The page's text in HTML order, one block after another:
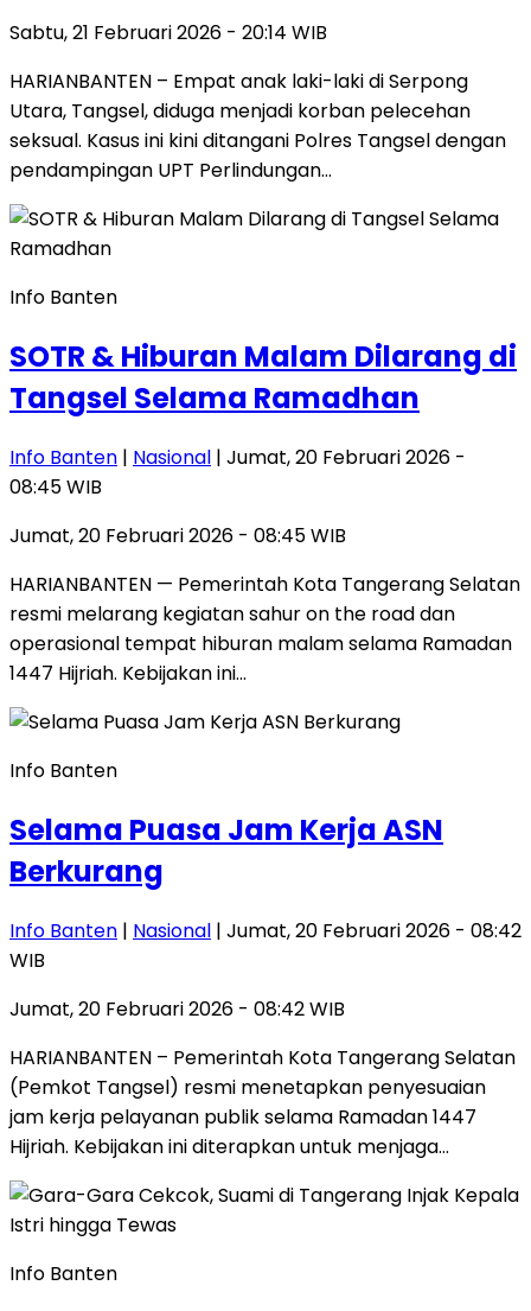
Sabtu, 21 Februari 2026 - 20:14 WIB
HARIANBANTEN – Empat anak laki-laki di Serpong
Utara, Tangsel, diduga menjadi korban pelecehan
seksual. Kasus ini kini ditangani Polres Tangsel dengan
pendampingan UPT Perlindungan…
Info Banten
SOTR & Hiburan Malam Dilarang di
Tangsel Selama Ramadhan
Info Banten | Nasional | Jumat, 20 Februari 2026 -
08:45 WIB
Jumat, 20 Februari 2026 - 08:45 WIB
HARIANBANTEN — Pemerintah Kota Tangerang Selatan
resmi melarang kegiatan sahur on the road dan
operasional tempat hiburan malam selama Ramadan
1447 Hijriah. Kebijakan ini…
Info Banten
Selama Puasa Jam Kerja ASN
Berkurang
Info Banten | Nasional | Jumat, 20 Februari 2026 - 08:42
WIB
Jumat, 20 Februari 2026 - 08:42 WIB
HARIANBANTEN – Pemerintah Kota Tangerang Selatan
(Pemkot Tangsel) resmi menetapkan penyesuaian
jam kerja pelayanan publik selama Ramadan 1447
Hijriah. Kebijakan ini diterapkan untuk menjaga…
Info Banten